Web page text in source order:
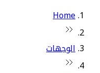
Home
الوجهات